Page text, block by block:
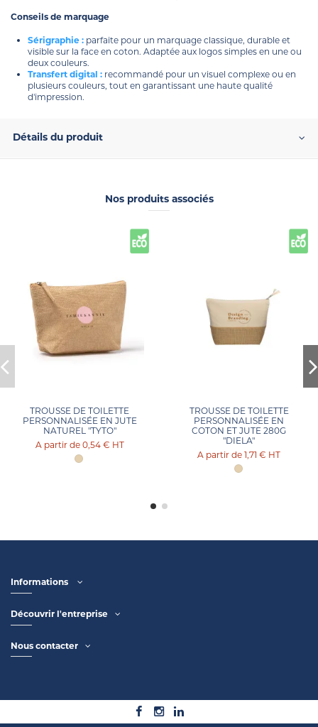
Conseils de marquage
Sérigraphie : parfaite pour un marquage classique, durable et
visible sur la face en coton. Adaptée aux logos simples en une ou
deux couleurs.
Transfert digital : recommandé pour un visuel complexe ou en
plusieurs couleurs, tout en garantissant une haute qualité
d'impression.
Détails du produit
Nos produits associés
TROUSSE DE TOILETTE
PERSONNALISÉE EN JUTE
NATUREL "TYTO"
0,54 € HT
TROUSSE DE TOILETTE
PERSONNALISÉE EN
COTON ET JUTE 280G
"DIELA"
1,71 € HT
Informations
Découvrir l'entreprise
Nous contacter